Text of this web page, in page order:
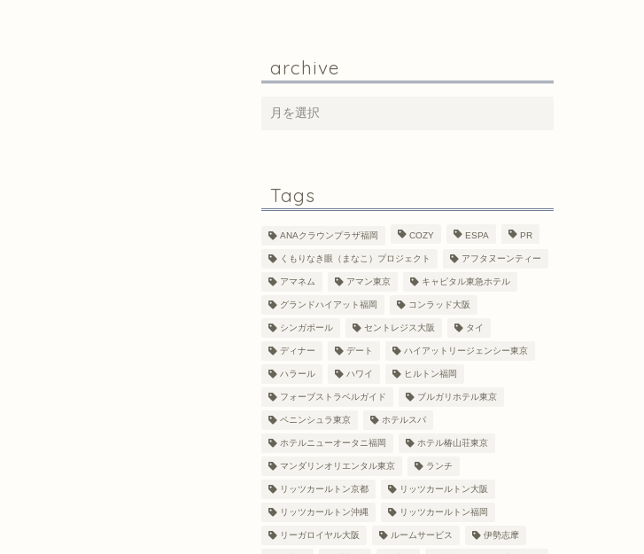
archive
Tags
ANAクラウンプラザ福岡 COZY ESPA PR
くもりなき眼（まなこ）プロジェクト アフタヌーンティー
アマネム アマン東京 キャピタル東急ホテル
グランドハイアット福岡 コンラッド大阪
シンガポール セントレジス大阪 タイ
ディナー デート ハイアットリージェンシー東京
ハラール ハワイ ヒルトン福岡
フォーブストラベルガイド ブルガリホテル東京
ペニンシュラ東京 ホテルスパ
ホテルニューオータニ福岡 ホテル椿山荘東京
マンダリンオリエンタル東京 ランチ
リッツカールトン京都 リッツカールトン大阪
リッツカールトン沖縄 リッツカールトン福岡
リーガロイヤル大阪 ルームサービス 伊勢志摩